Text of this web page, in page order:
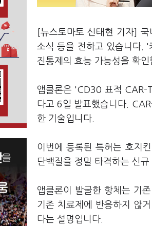
[뉴스토마토 신태현 기자]
소식 등을 전하고 있습니다.
진통제의 효능 가능성을 확
앱클론은 'CD30 표적 CAR-
다고 6일 발표했습니다.
한 기술입니다.
이번에 등록된 특허는 호지
단백질을 정밀 타격하는 신
앱클론이 발굴한 항체는 기
기존 치료제에 반응하지 않
다는 설명입니다.